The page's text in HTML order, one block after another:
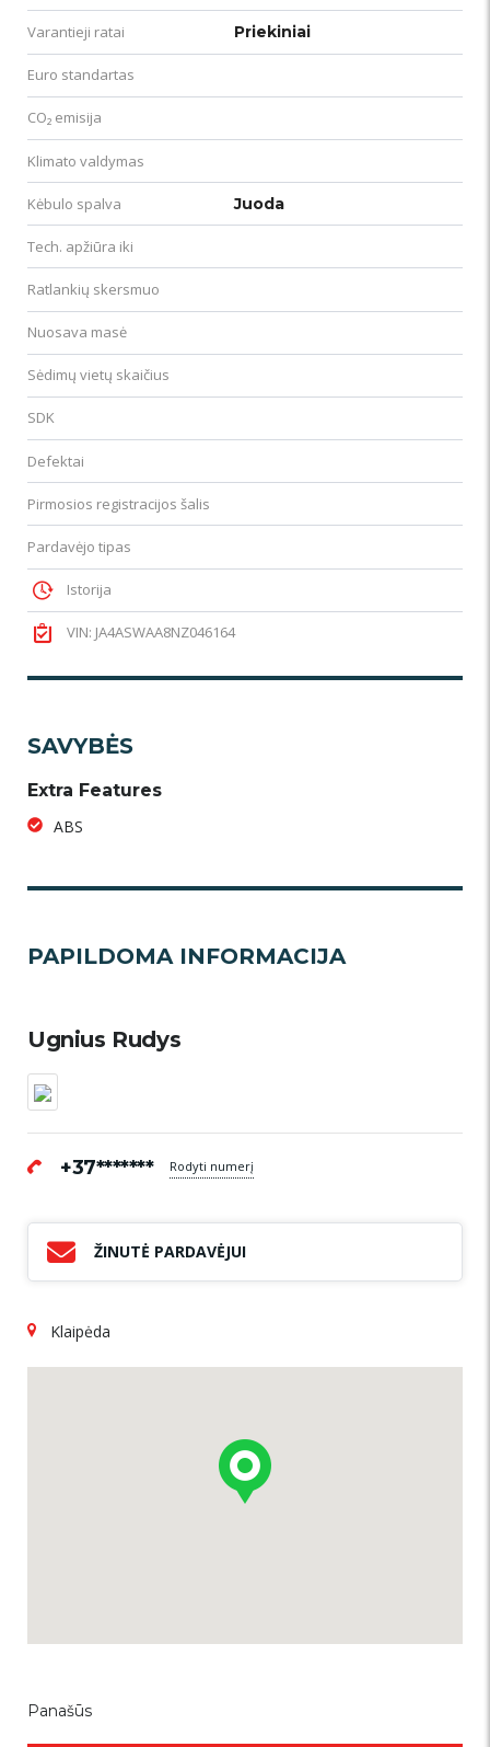
Varantieji ratai Priekiniai
Euro standartas
CO₂ emisija
Klimato valdymas
Kėbulo spalva Juoda
Tech. apžiūra iki
Ratlankių skersmuo
Nuosava masė
Sėdimų vietų skaičius
SDK
Defektai
Pirmosios registracijos šalis
Pardavėjo tipas
Istorija
VIN: JA4ASWAA8NZ046164
SAVYBĖS
Extra Features
ABS
PAPILDOMA INFORMACIJA
Ugnius Rudys
+37******* Rodyti numerį
ŽINUTĖ PARDAVĖJUI
Klaipėda
Panašūs